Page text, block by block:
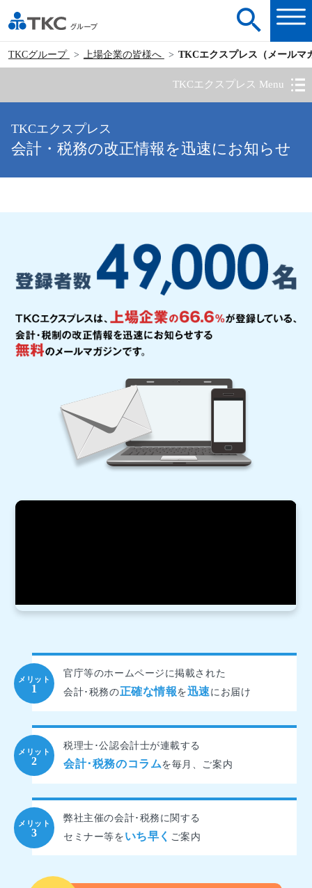
TKCグループ 上場企業の皆様へ TKCエクスプレス（メールマ
TKCエクスプレス Menu
TKCエクスプレス
会計・税務の改正情報を迅速にお知らせ
官庁等のホームページに掲載された
会計･税務の正確な情報を迅速 にお届け
税理士･公認会計士が連載する
会計･税務のコラムを毎月、ご案内
弊社主催の会計･税務に関する
セミナー等を いち早く ご案内